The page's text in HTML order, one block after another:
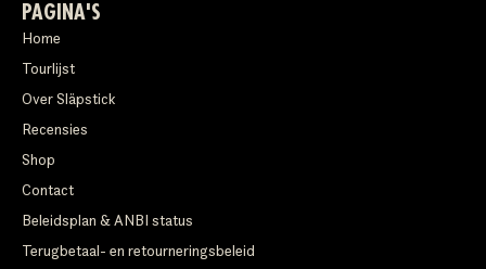
PAGINA'S
Home
Tourlijst
Over Släpstick
Recensies
Shop
Contact
Beleidsplan & ANBI status
Terugbetaal- en retourneringsbeleid